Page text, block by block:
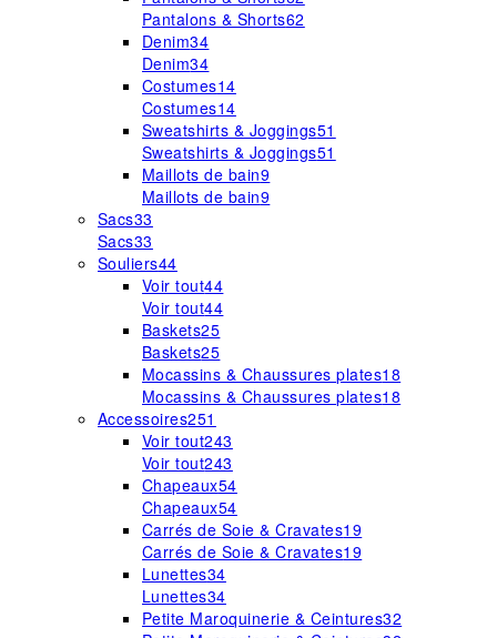
Pantalons & Shorts62
Denim34
Denim34
Costumes14
Costumes14
Sweatshirts & Joggings51
Sweatshirts & Joggings51
Maillots de bain9
Maillots de bain9
Sacs33
Sacs33
Souliers44
Voir tout44
Voir tout44
Baskets25
Baskets25
Mocassins & Chaussures plates18
Mocassins & Chaussures plates18
Accessoires251
Voir tout243
Voir tout243
Chapeaux54
Chapeaux54
Carrés de Soie & Cravates19
Carrés de Soie & Cravates19
Lunettes34
Lunettes34
Petite Maroquinerie & Ceintures32